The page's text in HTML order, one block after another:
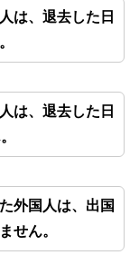
は、退去した日
は、退去した日
外国人は、出国
せん。